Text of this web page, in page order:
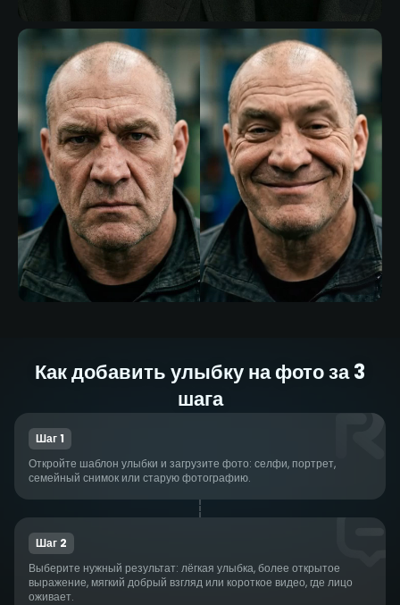
Как добавить улыбку на фото за 3
шага
Шаг 1
Откройте шаблон улыбки и загрузите фото: селфи, портрет,
семейный снимок или старую фотографию.
Шаг 2
Выберите нужный результат: лёгкая улыбка, более открытое
выражение, мягкий добрый взгляд или короткое видео, где лицо
оживает.